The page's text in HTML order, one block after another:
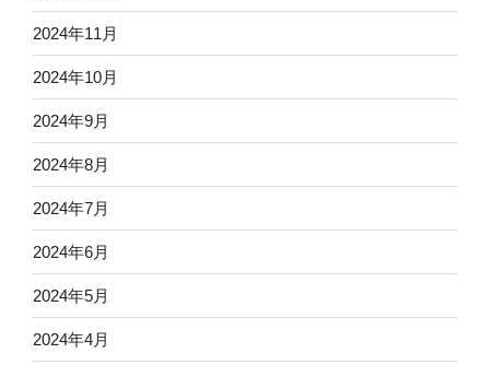
2024年11月
2024年10月
2024年9月
2024年8月
2024年7月
2024年6月
2024年5月
2024年4月